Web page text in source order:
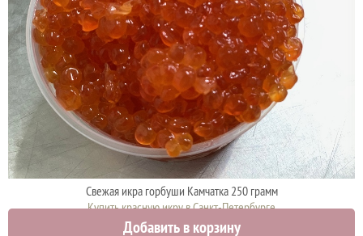
Свежая икра горбуши Камчатка 250 грамм
Купить красную икру в Санкт-Петербурге
4425 руб.
Добавить в корзину